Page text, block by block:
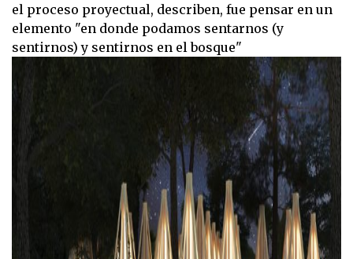
el proceso proyectual, describen, fue pensar en un
elemento "en donde podamos sentarnos (y
sentirnos) y sentirnos en el bosque"